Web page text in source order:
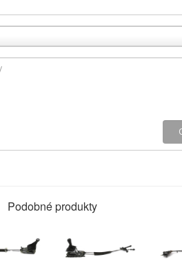
Podobné produkty